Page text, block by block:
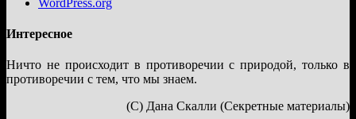
Интересное
Ничто не происходит в противоречии с природой, только в
противоречии с тем, что мы знаем.
(С) Дана Скалли (Секретные материалы)